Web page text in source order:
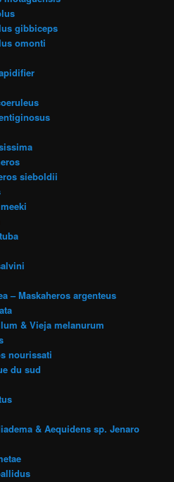
gibbiceps
omonti
sieboldii
– Maskaheros argenteus
& Vieja melanurum
nourissati
du sud
& Aequidens sp. Jenaro